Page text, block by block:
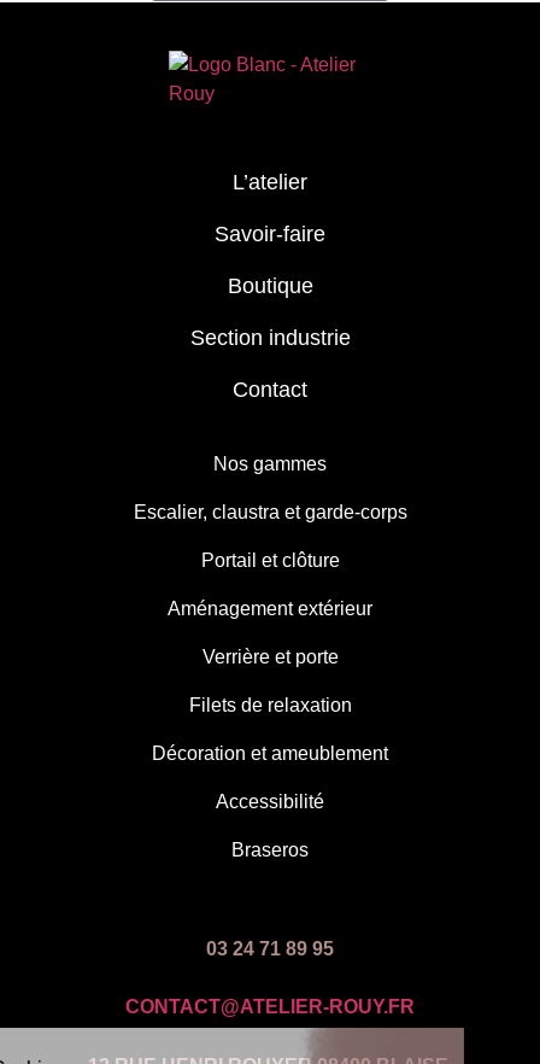
L’atelier
Savoir-faire
Boutique
Section industrie
Contact
Nos gammes
Escalier, claustra et garde-corps
Portail et clôture
Aménagement extérieur
Verrière et porte
Filets de relaxation
Décoration et ameublement
Accessibilité
Braseros
03 24 71 89 95
CONTACT@ATELIER-ROUY.FR